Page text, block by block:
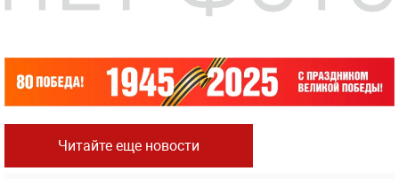
Читайте еще новости